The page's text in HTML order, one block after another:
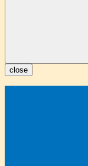
close